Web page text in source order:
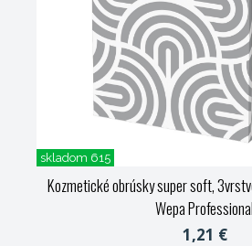
skladom 615
Kozmetické obrúsky super soft,
Wepa Professional
1,21 €